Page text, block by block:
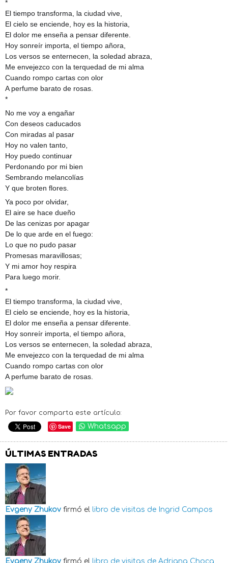
*
El tiempo transforma, la ciudad vive,
El cielo se enciende, hoy es la historia,
El dolor me enseña a pensar diferente.
Hoy sonreír importa, el tiempo añora,
Los versos se enternecen, la soledad abraza,
Me envejezco con la terquedad de mi alma
Cuando rompo cartas con olor
A perfume barato de rosas.
*
No me voy a engañar
Con deseos caducados
Con miradas al pasar
Hoy no valen tanto,
Hoy puedo continuar
Perdonando por mi bien
Sembrando melancolías
Y que broten flores.
Ya poco por olvidar,
El aire se hace dueño
De las cenizas por apagar
De lo que arde en el fuego:
Lo que no pudo pasar
Promesas maravillosas;
Y mi amor hoy respira
Para luego morir.
*
El tiempo transforma, la ciudad vive,
El cielo se enciende, hoy es la historia,
El dolor me enseña a pensar diferente.
Hoy sonreír importa, el tiempo añora,
Los versos se enternecen, la soledad abraza,
Me envejezco con la terquedad de mi alma
Cuando rompo cartas con olor
A perfume barato de rosas.
Por favor comparta este artículo:
Save Whatsapp
ÚLTIMAS ENTRADAS
Evgeny Zhukov firmó el libro de visitas de Ingrid Campos
Evgeny Zhukov firmó el libro de visitas de Adriana Choca